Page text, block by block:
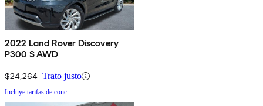
2022 Land Rover Discovery
P300 S AWD
$24,264 Trato justo
Incluye tarifas de conc.